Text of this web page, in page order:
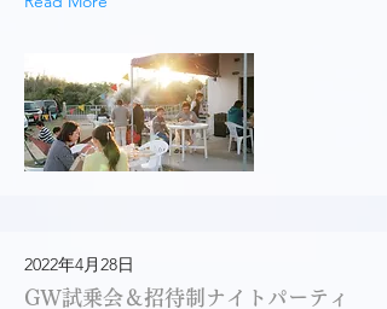
2022年4月28日
GW試乗会＆招待制ナイトパーティ